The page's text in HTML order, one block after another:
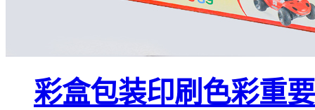
彩盒包装印刷色彩重